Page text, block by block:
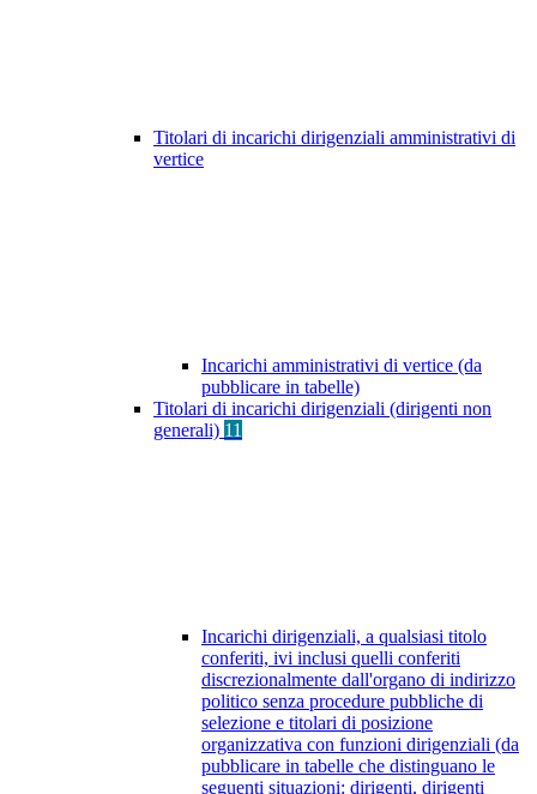
Titolari di incarichi dirigenziali amministrativi di
vertice
Incarichi amministrativi di vertice (da
pubblicare in tabelle)
Titolari di incarichi dirigenziali (dirigenti non
generali) 11
Incarichi dirigenziali, a qualsiasi titolo
conferiti, ivi inclusi quelli conferiti
discrezionalmente dall'organo di indirizzo
politico senza procedure pubbliche di
selezione e titolari di posizione
organizzativa con funzioni dirigenziali (da
pubblicare in tabelle che distinguano le
seguenti situazioni: dirigenti, dirigenti